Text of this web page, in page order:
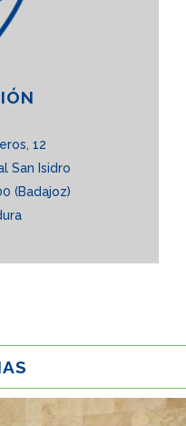
12
San Isidro
(Badajoz)